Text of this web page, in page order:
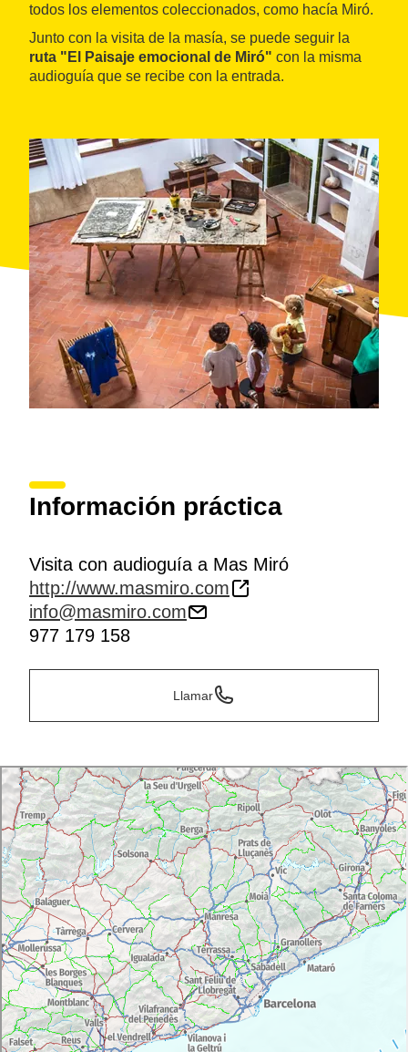
todos los elementos coleccionados, como hacía Miró.
Junto con la visita de la masía, se puede seguir la
ruta "El Paisaje emocional de Miró" con la misma
audioguía que se recibe con la entrada.
Información práctica
Visita con audioguía a Mas Miró
http://www.masmiro.com
info@masmiro.com
977 179 158
Llamar